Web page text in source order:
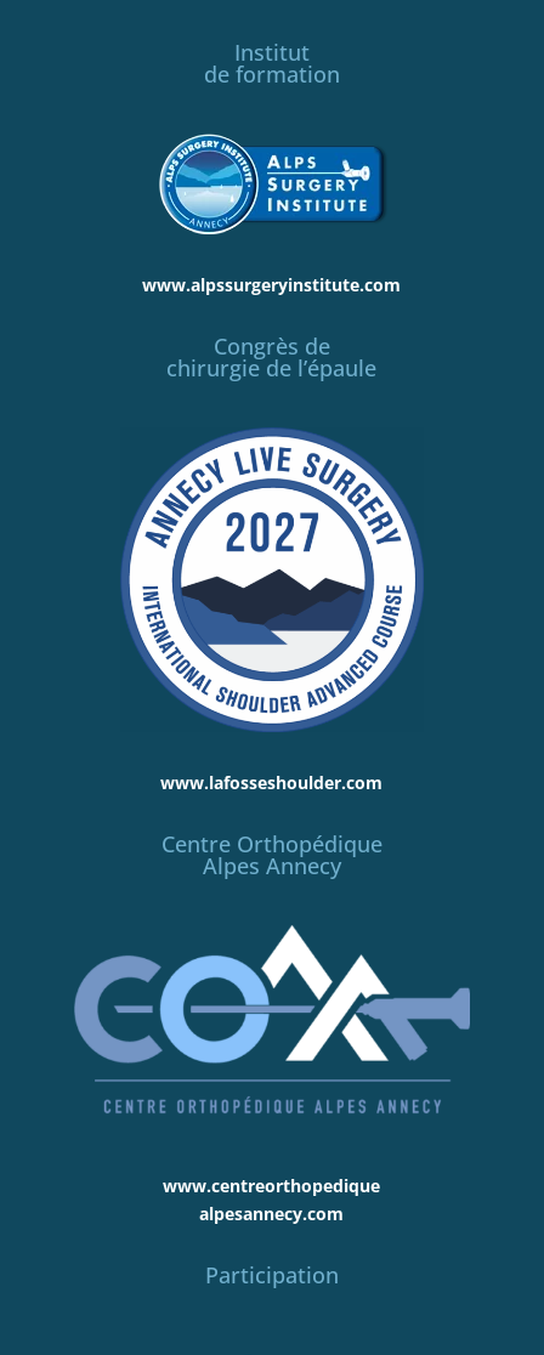
Institut
de formation
www.alpssurgeryinstitute.com
Congrès de
chirurgie de l’épaule
www.lafosseshoulder.com
Centre Orthopédique
Alpes Annecy
www.centreorthopedique
alpesannecy.com
Participation